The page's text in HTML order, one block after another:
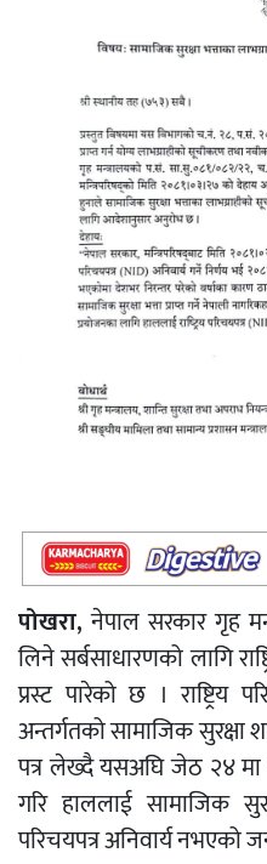
पोखरा, नेपाल सरकार गृह
लिने सर्बसाधारणको लागि
प्रस्ट पारेको छ । राष्ट्रिय
अन्तर्गतको सामाजिक
पत्र लेख्दै यसअघि जेठ २४ मा
गरि हाललाई सामाजिक
परिचयपत्र अनिवार्य नभएको